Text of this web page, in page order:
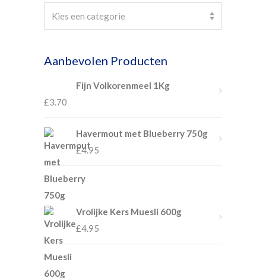
Select a category
Kies een categorie
Aanbevolen Producten
Fijn Volkorenmeel 1Kg
£3.70
Havermout met Blueberry 750g
£4.95
Vrolijke Kers Muesli 600g
£4.95